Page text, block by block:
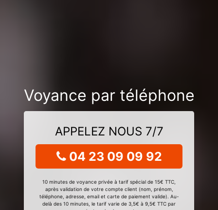
Voyance par téléphone
APPELEZ NOUS 7/7
04 23 09 09 92
10 minutes de voyance privée à tarif spécial de 15€ TTC,
après validation de votre compte client (nom, prénom,
téléphone, adresse, email et carte de paiement valide). Au-
delà des 10 minutes, le tarif varie de 3,5€ à 9,5€ TTC par